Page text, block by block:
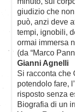
giudizio che
può, anzi deve
tempi, ignobili,
ormai immersa
(da “Marco
Gianni Agnelli
Si racconta che
potendolo fare,
risposto senza
Biografia di un